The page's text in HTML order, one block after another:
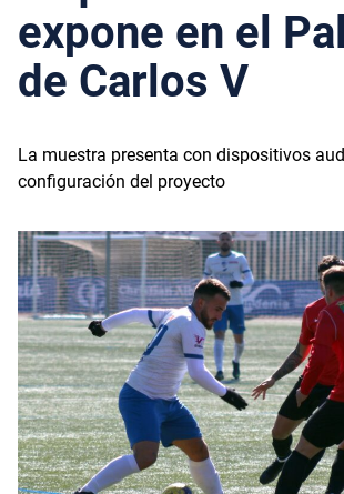
expone en el
de Carlos V
La muestra presenta con dispositivos
configuración del proyecto